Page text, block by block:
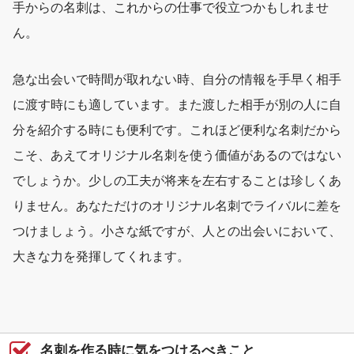
手からの名刺は、これからの仕事で役立つかもしれませ
ん。
急な出会いで時間が取れない時、自分の情報を手早く相手
に渡す時にも適しています。また渡した相手が別の人に自
分を紹介する時にも便利です。これほど便利な名刺だから
こそ、あえてオリジナル名刺を使う価値があるのではない
でしょうか。少しの工夫が将来を左右することは珍しくあ
りません。あなただけのオリジナル名刺でライバルに差を
つけましょう。小さな紙ですが、人との出会いにおいて、
大きな力を発揮してくれます。
名刺を作る時に気をつけるべきこと